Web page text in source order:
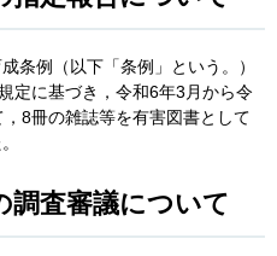
条例（以下「条例」という。）
定に基づき，令和6年3月から令
8冊の雑誌等を有害図書として
調査審議について